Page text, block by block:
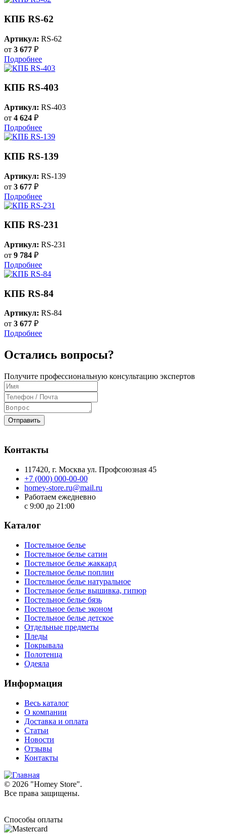
КПБ RS-62
Артикул: RS-62
от 3 677 ₽
Подробнее
КПБ RS-403
Артикул: RS-403
от 4 624 ₽
Подробнее
КПБ RS-139
Артикул: RS-139
от 3 677 ₽
Подробнее
КПБ RS-231
Артикул: RS-231
от 9 784 ₽
Подробнее
КПБ RS-84
Артикул: RS-84
от 3 677 ₽
Подробнее
Остались вопросы?
Получите профессиональную консультацию экспертов
Отправить
Контакты
117420, г. Москва ул. Профсоюзная 45
+7 (000) 000-00-00
homey-store.ru@mail.ru
Работаем ежедневно
с 9:00 до 21:00
Каталог
Постельное белье
Постельное белье сатин
Постельное белье жаккард
Постельное белье поплин
Постельное белье натуральное
Постельное белье вышивка, гипюр
Постельное белье бязь
Постельное белье эконом
Постельное белье детское
Отдельные предметы
Пледы
Покрывала
Полотенца
Одеяла
Информация
Весь каталог
О компании
Доставка и оплата
Статьи
Новости
Отзывы
Контакты
© 2026 "Homey Store".
Все права защищены.
Способы оплаты